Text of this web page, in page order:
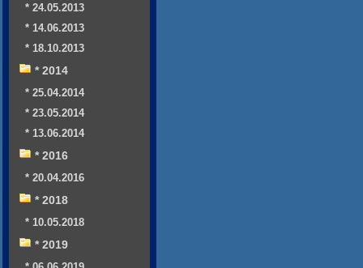
* 24.05.2013
* 14.06.2013
* 18.10.2013
* 2014
* 25.04.2014
* 23.05.2014
* 13.06.2014
* 2016
* 20.04.2016
* 2018
* 10.05.2018
* 2019